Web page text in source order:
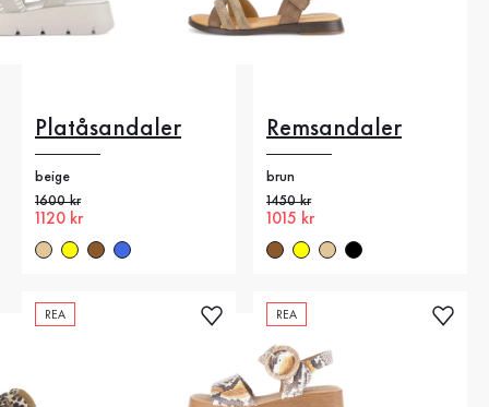
Platåsandaler
beige
Gammalt pris
1600 kr
Nytt pris
1120 kr
Remsandaler
brun
Gammalt pris
1450 kr
Nytt pris
1015 kr
REA REA